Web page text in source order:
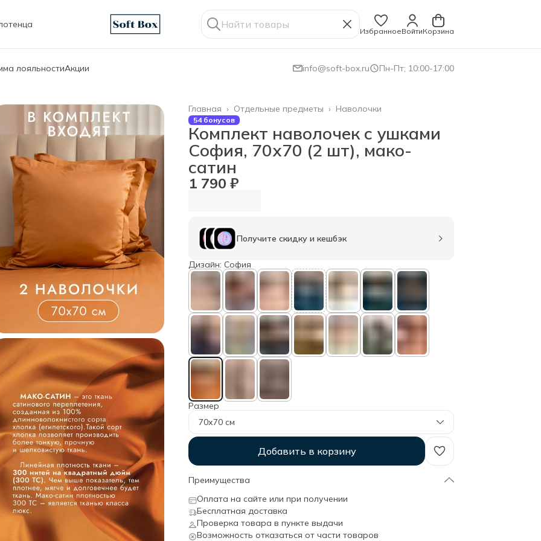
ИзбранноеВойтиКорзина
лояльностиАкции info@soft-box.ru Пн-Пт; 10:00-17:00
Наволочки
Отдельные предметы ›
Главная ›
54 бонусов
Комплект наволочек с ушками
София, 70х70 (2 шт), мако-
сатин
1 790 ₽
Получите скидку и кешбэк
Дизайн: София
Размер
70х70 см
Добавить в корзину
Преимущества
Оплата на сайте или при получении
Бесплатная доставка
Проверка товара в пункте выдачи
Возможность отказаться от части товаров